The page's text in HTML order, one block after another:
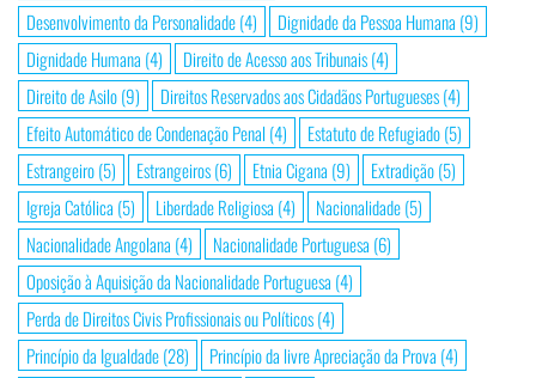
Desenvolvimento da Personalidade(4) Dignidade da Pessoa Humana (9)
Dignidade Humana (4) Direito de Acesso aos Tribunais(4)
Direito de Asilo(9) Direitos Reservados aos Cidadãos Portugueses(4)
Efeito Automático de Condenação Penal (4) Estatuto de Refugiado(5)
Estrangeiro(5) Estrangeiros(6) Etnia Cigana (9) Extradição(5)
Igreja Católica (5) Liberdade Religiosa (4) Nacionalidade(5)
Nacionalidade Angolana (4) Nacionalidade Portuguesa (6)
Oposição à Aquisição da Nacionalidade Portuguesa (4)
Perda de Direitos Civis Profissionais ou Políticos(4)
Princípio da Igualdade(28) Princípio da livre Apreciação da Prova (4)